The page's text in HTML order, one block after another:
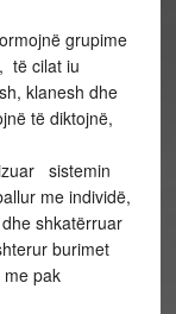
grupime
të cilat iu
klanesh dhe
të diktojnë,
sistemin
me individë,
shkatërruar
burimet
pak